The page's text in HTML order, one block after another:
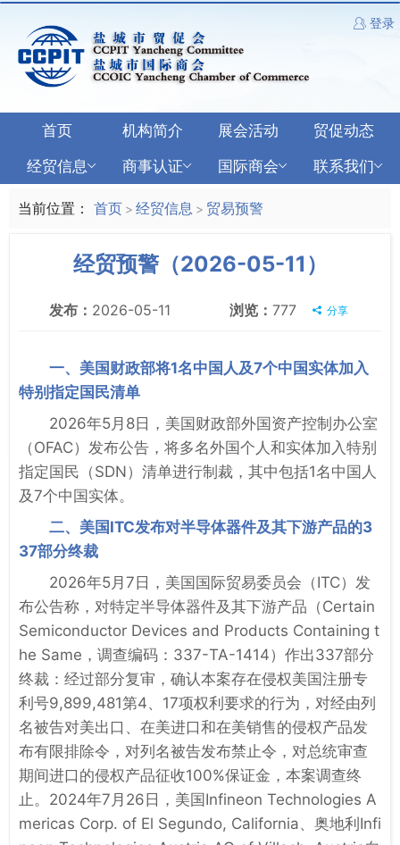
登录
首页 机构简介 展会活动
贸促动态
经贸信息
商事认证 国际商会 联系我们
当前位置： 首页 > 经贸信息 > 贸易预警
经贸预警（2026-05-11）
发布： 2026-05-11 浏览： 777 分享
一、美国财政部将1名中国人及7个中国实体加入
特别指定国民清单
2026年5月8日，美国财政部外国资产控制办公室
（OFAC）发布公告，将多名外国个人和实体加入特别
指定国民（SDN）清单进行制裁，其中包括1名中国人
及7个中国实体。
二、美国ITC发布对半导体器件及其下游产品的3
37部分终裁
2026年5月7日，美国国际贸易委员会（ITC）发
布公告称，对特定半导体器件及其下游产品（Certain
Semiconductor Devices and Products Containing t
he Same，调查编码：337-TA-1414）作出337部分
终裁：经过部分复审，确认本案存在侵权美国注册专
利号9,899,481第4、17项权利要求的行为，对经由列
名被告对美出口、在美进口和在美销售的侵权产品发
布有限排除令，对列名被告发布禁止令，对总统审查
期间进口的侵权产品征收100%保证金，本案调查终
止。2024年7月26日，美国Infineon Technologies A
mericas Corp. of El Segundo, California、奥地利Infi